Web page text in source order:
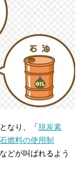
なり、「 脱炭素
燃料の使用制
などが叫ばれるよう